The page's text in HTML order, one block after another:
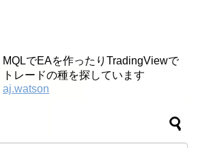
MQLでEAを作ったりTradingViewで
トレードの種を探しています
aj.watson